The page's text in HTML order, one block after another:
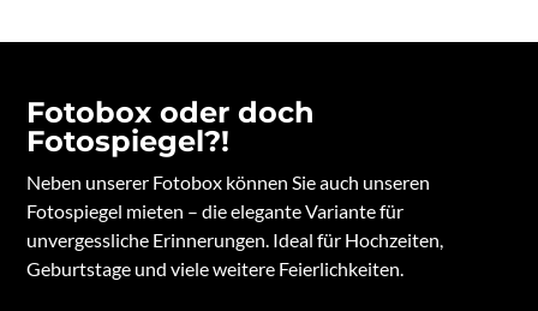
Fotobox oder doch
Fotospiegel?!
Neben unserer Fotobox können Sie auch unseren
Fotospiegel mieten – die elegante Variante für
unvergessliche Erinnerungen. Ideal für Hochzeiten,
Geburtstage und viele weitere Feierlichkeiten.